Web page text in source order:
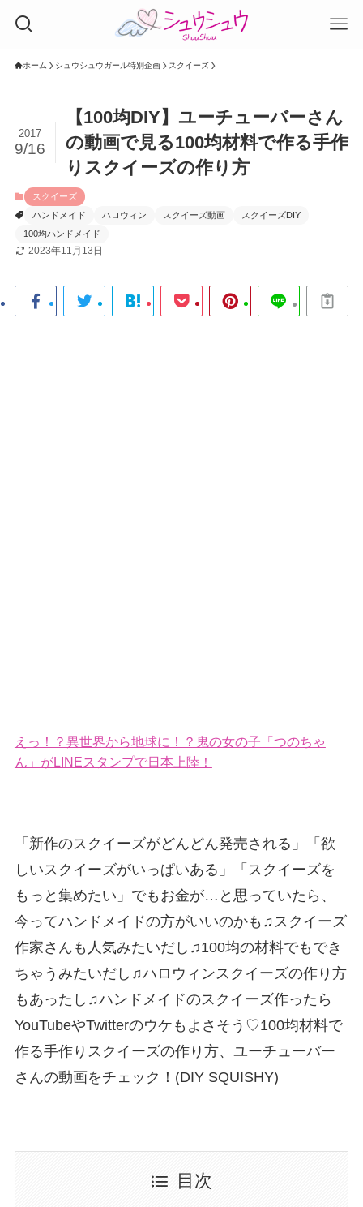
ホーム シュウシュウガール特別企画 スクイーズ
【100均DIY】ユーチューバーさん
の動画で見る100均材料で作る手作
りスクイーズの作り方
2017
9/16
スクイーズ
ハンドメイド
ハロウィン スクイーズ動画
スクイーズDIY
100均ハンドメイド
2023年11月13日
えっ！？異世界から地球に！？鬼の女の子「つのちゃ
ん」がLINEスタンプで日本上陸！
「新作のスクイーズがどんどん発売される」「欲
しいスクイーズがいっぱいある」「スクイーズを
もっと集めたい」でもお金が…と思っていたら、
今ってハンドメイドの方がいいのかも♫スクイーズ
作家さんも人気みたいだし♫100均の材料でもでき
ちゃうみたいだし♫ハロウィンスクイーズの作り方
もあったし♫ハンドメイドのスクイーズ作ったら
YouTubeやTwitterのウケもよさそう♡100均材料で
作る手作りスクイーズの作り方、ユーチューバー
さんの動画をチェック！(DIY SQUISHY)
目次